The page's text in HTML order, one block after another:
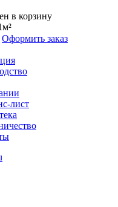
в корзину
м²
Оформить заказ
лист